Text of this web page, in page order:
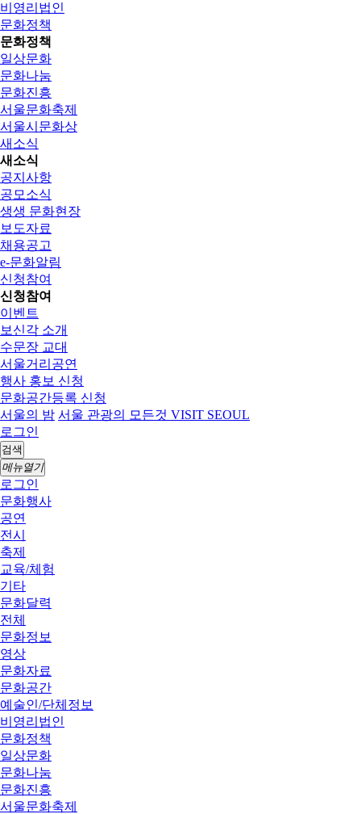
비영리법인
문화정책
문화정책
일상문화
문화나눔
문화진흥
서울문화축제
서울시문화상
새소식
새소식
공지사항
공모소식
생생 문화현장
보도자료
채용공고
e-문화알림
신청참여
신청참여
이벤트
보신각 소개
수문장 교대
서울거리공연
행사 홍보 신청
문화공간등록 신청
서울의 밤 서울 관광의 모든것 VISIT SEOUL
로그인
검색
메뉴열기
로그인
문화행사
공연
전시
축제
교육/체험
기타
문화달력
전체
문화정보
영상
문화자료
문화공간
예술인/단체정보
비영리법인
문화정책
일상문화
문화나눔
문화진흥
서울문화축제